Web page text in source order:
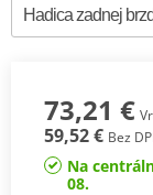
73,21 €
59,52 € Bez
Na
08.